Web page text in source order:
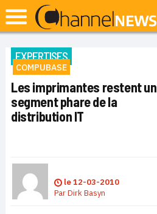
EXPERTISES
COMPUBASE
Les imprimantes restent un
segment phare de la
distribution IT
le12-03-2010
ParDirk Basyn